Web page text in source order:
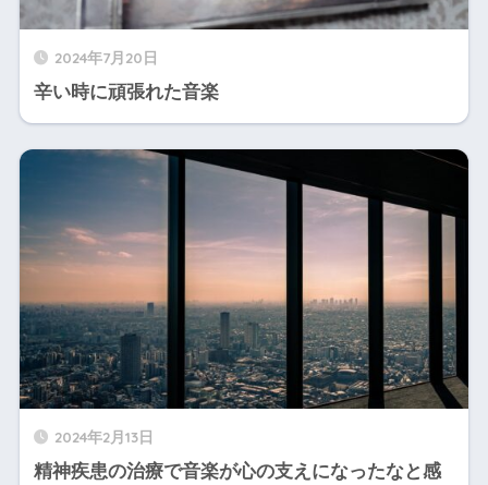
2024年7月20日
辛い時に頑張れた音楽
2024年2月13日
精神疾患の治療で音楽が心の支えになったなと感